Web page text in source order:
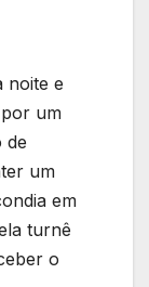
noite e
um
de
um
em
turnê
o